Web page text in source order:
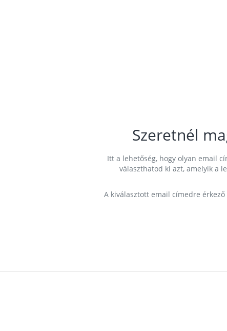
Szeretnél
Itt a lehetőség, hogy olyan email
választhatod ki azt, amelyik a
A kiválasztott email címedre